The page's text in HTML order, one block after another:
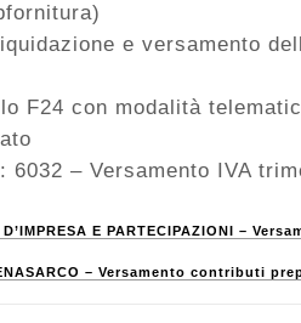
e versamento
F24 con modalità
6032 – Versamento IVA
D’IMPRESA E PARTECIPAZIONI –
– Versamento contributi